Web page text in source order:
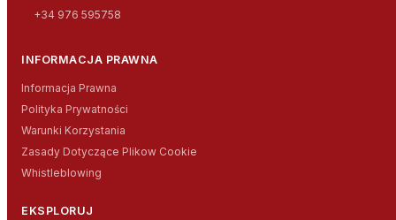
+34 976 595758
INFORMACJA PRAWNA
Informacja Prawna
Polityka Prywatności
Warunki Korzystania
Zasady Dotyczące Plikow Cookie
Whistleblowing
EKSPLORUJ